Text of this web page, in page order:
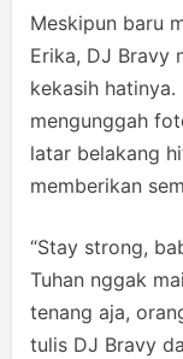
Meskipun baru
Erika, DJ Bravy
kekasih
mengunggah
latar belakang
memberikan
“Stay strong,
Tuhan nggak
tenang aja,
tulis DJ Bravy